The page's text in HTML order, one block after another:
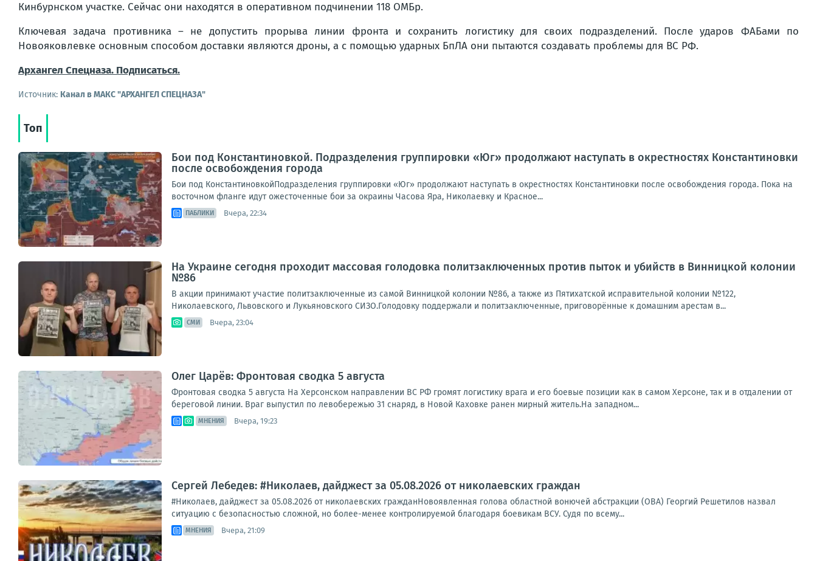
Кинбурнском участке. Сейчас они находятся в оперативном подчинении 118 ОМБр.
Ключевая задача противника – не допустить прорыва линии фронта и сохранить логистику для своих подразделений. После ударов ФАБами по
Новояковлевке основным способом доставки являются дроны, а с помощью ударных БпЛА они пытаются создавать проблемы для ВС РФ.
Архангел Спецназа. Подписаться.
Источник: Канал в МАКС "АРХАНГЕЛ СПЕЦНАЗА"
Топ
Бои под Константиновкой. Подразделения группировки «Юг» продолжают наступать в окрестностях Константиновки
после освобождения города
Бои под КонстантиновкойПодразделения группировки «Юг» продолжают наступать в окрестностях Константиновки после освобождения города. Пока на
восточном фланге идут ожесточенные бои за окраины Часова Яра, Николаевку и Красное...
ПАБЛИКИ Вчера, 22:34
На Украине сегодня проходит массовая голодовка политзаключенных против пыток и убийств в Винницкой колонии
№86
В акции принимают участие политзаключенные из самой Винницкой колонии №86, а также из Пятихатской исправительной колонии №122,
Николаевского, Львовского и Лукьяновского СИЗО.Голодовку поддержали и политзаключенные, приговорённые к домашним арестам в...
СМИ Вчера, 23:04
Олег Царёв: Фронтовая сводка 5 августа
Фронтовая сводка 5 августа На Херсонском направлении ВС РФ громят логистику врага и его боевые позиции как в самом Херсоне, так и в отдалении от
береговой линии. Враг выпустил по левобережью 31 снаряд, в Новой Каховке ранен мирный житель.На западном...
МНЕНИЯ Вчера, 19:23
Сергей Лебедев: #Николаев, дайджест за 05.08.2026 от николаевских граждан
#Николаев, дайджест за 05.08.2026 от николаевских гражданНовоявленная голова областной вонючей абстракции (ОВА) Георгий Решетилов назвал
ситуацию с безопасностью сложной, но более-менее контролируемой благодаря боевикам ВСУ. Судя по всему...
МНЕНИЯ Вчера, 21:09